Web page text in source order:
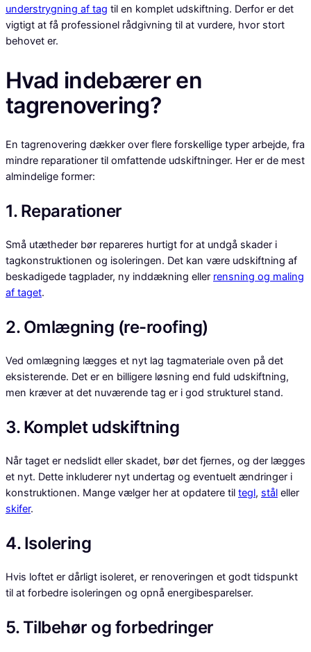
understrygning af tag til en komplet udskiftning. Derfor er det
vigtigt at få professionel rådgivning til at vurdere, hvor stort
behovet er.
Hvad indebærer en
tagrenovering?
En tagrenovering dækker over flere forskellige typer arbejde, fra
mindre reparationer til omfattende udskiftninger. Her er de mest
almindelige former:
1. Reparationer
Små utætheder bør repareres hurtigt for at undgå skader i
tagkonstruktionen og isoleringen. Det kan være udskiftning af
beskadigede tagplader, ny inddækning eller rensning og maling
af taget.
2. Omlægning (re-roofing)
Ved omlægning lægges et nyt lag tagmateriale oven på det
eksisterende. Det er en billigere løsning end fuld udskiftning,
men kræver at det nuværende tag er i god strukturel stand.
3. Komplet udskiftning
Når taget er nedslidt eller skadet, bør det fjernes, og der lægges
et nyt. Dette inkluderer nyt undertag og eventuelt ændringer i
konstruktionen. Mange vælger her at opdatere til tegl, stål eller
skifer.
4. Isolering
Hvis loftet er dårligt isoleret, er renoveringen et godt tidspunkt
til at forbedre isoleringen og opnå energibesparelser.
5. Tilbehør og forbedringer